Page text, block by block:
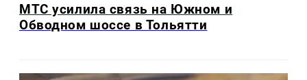
МТС усилила связь на Южном и
Обводном шоссе в Тольятти